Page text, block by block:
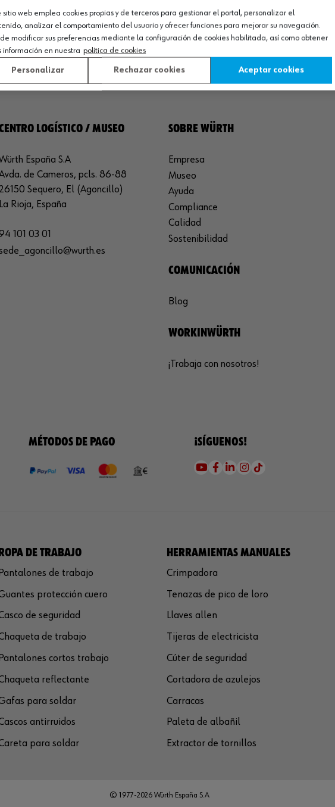
1 productos
LOGÍSTICO / MUSEO
España S.A
de Cameros, pcls. 86-88
26150 Sequero, El (Agoncillo)
La Rioja, España
101 03 01
SOBRE WÜRTH
Empresa
Museo
Ayuda
Compliance
Calidad
Sostenibilidad
COMUNICACIÓN
Blog
WORKINWÜRTH
¡Trabaja con nosotros!
MÉTODOS DE PAGO ¡SÍGUENOS!
ROPA DE TRABAJO
Pantalones de trabajo
protección cuero
de seguridad
de trabajo
Pantalones cortos trabajo
reflectante
para soldar
antirruidos
para soldar
HERRAMIENTAS MANUALES
Crimpadora
Tenazas de pico de loro
Llaves allen
Tijeras de electricista
Cúter de seguridad
Cortadora de azulejos
Carracas
Paleta de albañil
Extractor de tornillos
© 1977-2026 Würth España S.A
sitio web emplea cookies propias y de terceros para gestionar el portal, personalizar el
analizar el comportamiento del usuario y ofrecer funciones para mejorar su navegación.
modificar sus preferencias mediante la configuración de cookies habilitada, así como obtener
información en nuestra política de cookies
Personalizar Rechazar cookies Aceptar cookies